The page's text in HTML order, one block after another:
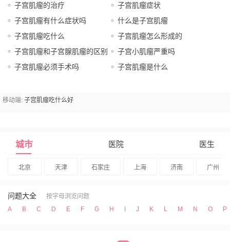
子宫肌瘤的治疗
子宫肌瘤症状
子宫肌瘤有什么症状吗
什么是子宫肌瘤
子宫肌瘤吃什么
子宫肌瘤怎么形成的
子宫肌瘤和子宫腺肌瘤的区别
子宫小肌瘤严重吗
子宫肌瘤必须手术吗
子宫肌瘤是什么
移动端: 子宫肌瘤吃什么好
城市 医院 医生
北京 天津 石家庄 上海 济南 广州
问题大全
按字母浏览问题
A
B C D E F G H J K L M N O P